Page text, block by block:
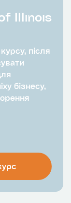
Illinois
після
бізнесу,